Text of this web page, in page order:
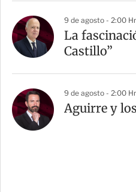
9 de agosto - 2:00
La
Castillo”
9 de agosto - 2:00
Aguirre y